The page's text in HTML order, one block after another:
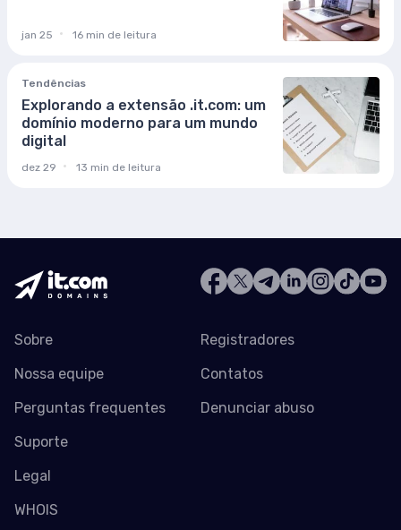
jan 25 16 min de leitura
Tendências
Explorando a extensão .it.com: um
domínio moderno para um mundo
digital
dez 29 13 min de leitura
Sobre
Nossa equipe
Perguntas frequentes
Suporte
Legal
WHOIS
Registradores
Contatos
Denunciar abuso